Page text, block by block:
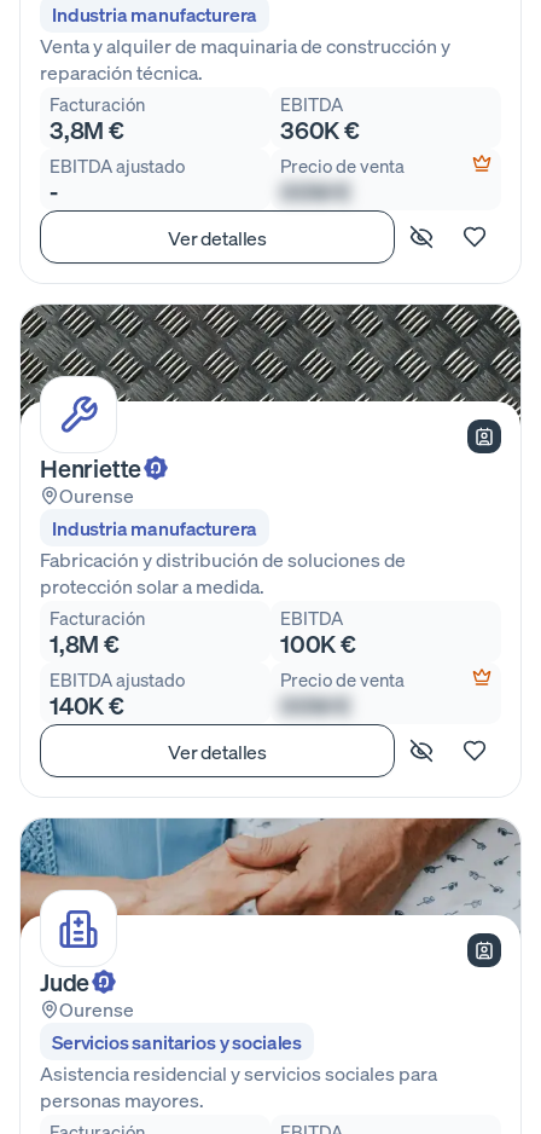
Industria manufacturera
Venta y alquiler de maquinaria de construcción y
reparación técnica.
Facturación
3,8M €
EBITDA
360K €
EBITDA ajustado
-
Precio de venta
00M €
Ver detalles
Henriette
Ourense
Industria manufacturera
Fabricación y distribución de soluciones de
protección solar a medida.
Facturación
1,8M €
EBITDA
100K €
EBITDA ajustado
140K €
Precio de venta
00M €
Ver detalles
Jude
Ourense
Servicios sanitarios y sociales
Asistencia residencial y servicios sociales para
personas mayores.